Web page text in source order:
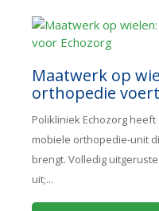
Maatwerk op
orthopedie
Polikliniek Echozorg
mobiele orthopedie-unit
brengt. Volledig
uit;...